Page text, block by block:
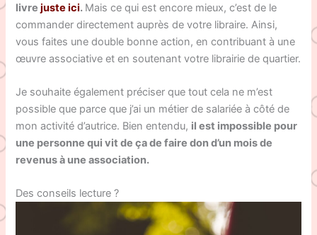
livrejuste ici. Mais ce qui est encore mieux, c’est de le
commander directement auprès de votre libraire. Ainsi,
vous faites une double bonne action, en contribuant à une
œuvre associative et en soutenant votre librairie de quartier.
Je souhaite également préciser que tout cela ne m’est
possible que parce que j’ai un métier de salariée à côté de
mon activité d’autrice. Bien entendu, il est impossible pour
une personne qui vit de ça de faire don d’un mois de
revenus à une association.
Des conseils lecture ?